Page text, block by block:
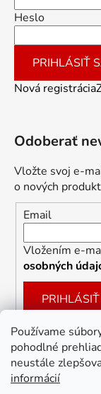
Používame
pohodlné
neustále
informácií
Heslo
PRIHLÁSIŤ
Nová registrácia
Odoberať
Vložte svoj e-
o nových
Email
Vložením e-
osobných
Facebook